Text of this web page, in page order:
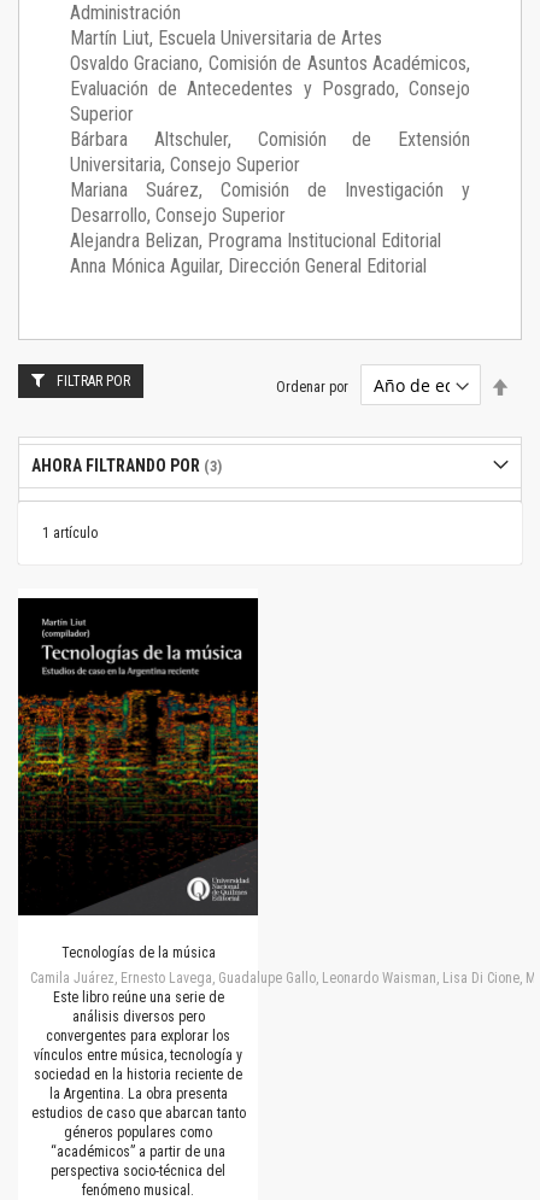
Administración
Martín Liut, Escuela Universitaria de Artes
Osvaldo Graciano, Comisión de Asuntos Académicos,
Evaluación de Antecedentes y Posgrado, Consejo
Superior
Bárbara Altschuler, Comisión de Extensión
Universitaria, Consejo Superior
Mariana Suárez, Comisión de Investigación y
Desarrollo, Consejo Superior
Alejandra Belizan, Programa Institucional Editorial
Anna Mónica Aguilar, Dirección General Editorial
1 artículo
Ordenar por
Tecnologías de la música
Camila Juárez, Ernesto Lavega, Guadalupe Gallo, Leonardo Waisman, Lisa Di Cione,
Este libro reúne una serie de
análisis diversos pero
convergentes para explorar los
vínculos entre música, tecnología y
sociedad en la historia reciente de
la Argentina. La obra presenta
estudios de caso que abarcan tanto
géneros populares como
“académicos” a partir de una
perspectiva socio-técnica del
fenómeno musical.
FILTRAR POR
AHORA FILTRANDO POR